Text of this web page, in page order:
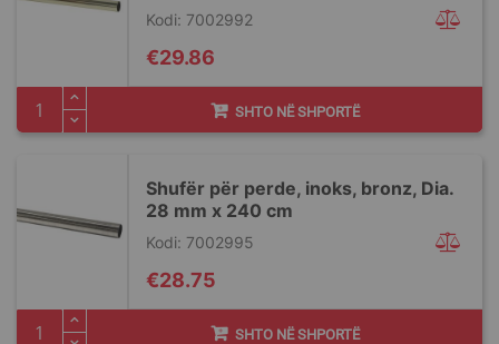
Kodi: 7002992
€29.86
SHTO NË SHPORTË
Shufër për perde, inoks, bronz, Dia.
28 mm x 240 cm
Kodi: 7002995
€28.75
SHTO NË SHPORTË